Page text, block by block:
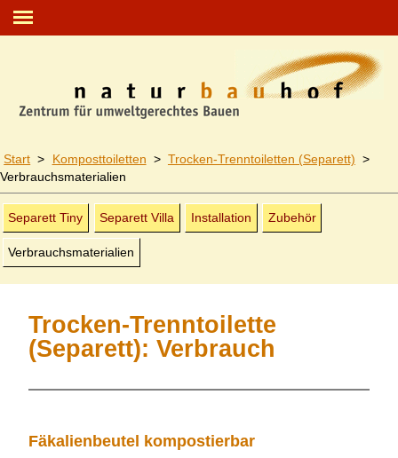
Start > Komposttoiletten > Trocken-Trenn­toiletten (Separett) >
Verbrauchs­materialien
Separett Tiny Separett Villa Installation Zubehör
Verbrauchs­materialien
Trocken-Trenntoilette
(Separett): Verbrauch
Fäkalienbeutel kompostierbar